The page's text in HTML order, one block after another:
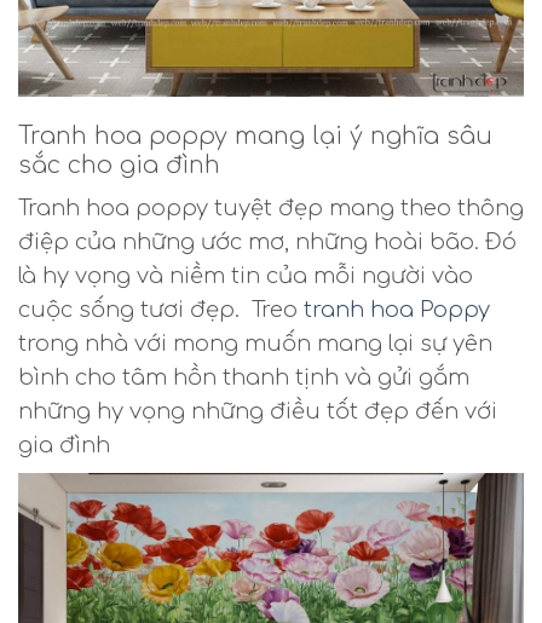
Tranh hoa poppy mang lại ý nghĩa sâu
sắc cho gia đình
Tranh hoa poppy tuyệt đẹp mang theo thông
điệp của những ước mơ, những hoài bão. Đó
là hy vọng và niềm tin của mỗi người vào
cuộc sống tươi đẹp. Treo tranh hoa Poppy
trong nhà với mong muốn mang lại sự yên
bình cho tâm hồn thanh tịnh và gửi gắm
những hy vọng những điều tốt đẹp đến với
gia đình